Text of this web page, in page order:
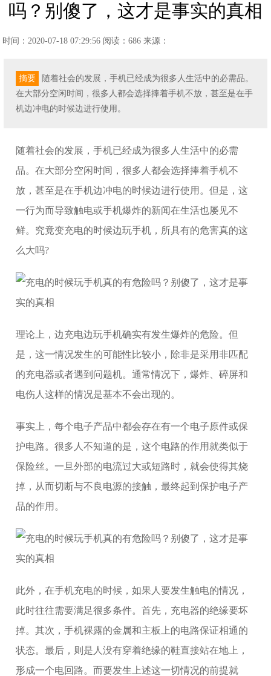
吗？别傻了，这才是事实的真相
时间：2020-07-18 07:29:56 阅读：686 来源：
摘要
随着社会的发展，手机已经成为很多人生活中的必需品。
在大部分空闲时间，很多人都会选择捧着手机不放，甚至是在手
机边冲电的时候边进行使用。
随着社会的发展，手机已经成为很多人生活中的必需
品。在大部分空闲时间，很多人都会选择捧着手机不
放，甚至是在手机边冲电的时候边进行使用。但是，这
一行为而导致触电或手机爆炸的新闻在生活也屡见不
鲜。究竟变充电的时候边玩手机，所具有的危害真的这
么大吗?
理论上，边充电边玩手机确实有发生爆炸的危险。但
是，这一情况发生的可能性比较小，除非是采用非匹配
的充电器或者遇到问题机。通常情况下，爆炸、碎屏和
电伤人这样的情况是基本不会出现的。
事实上，每个电子产品中都会存在有一个电子原件或保
护电路。很多人不知道的是，这个电路的作用就类似于
保险丝。一旦外部的电流过大或短路时，就会使得其烧
掉，从而切断与不良电源的接触，最终起到保护电子产
品的作用。
此外，在手机充电的时候，如果人要发生触电的情况，
此时往往需要满足很多条件。首先，充电器的绝缘要坏
掉。其次，手机裸露的金属和主板上的电路保证相通的
状态。最后，则是人没有穿着绝缘的鞋直接站在地上，
形成一个电回路。而要发生上述这一切情况的前提就